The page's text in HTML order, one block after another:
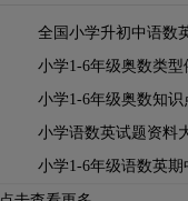
全国小学升初中语数
小学1-6年级奥数类
小学1-6年级奥数知识
小学语数英试题资料
小学1-6年级语数英